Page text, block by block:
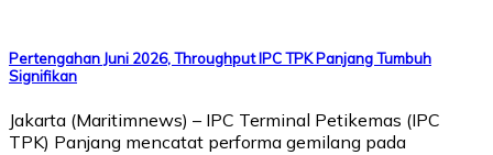
Pertengahan Juni 2026, Throughput IPC TPK Panjang Tumbuh
Signifikan
Jakarta (Maritimnews) – IPC Terminal Petikemas (IPC
TPK) Panjang mencatat performa gemilang pada